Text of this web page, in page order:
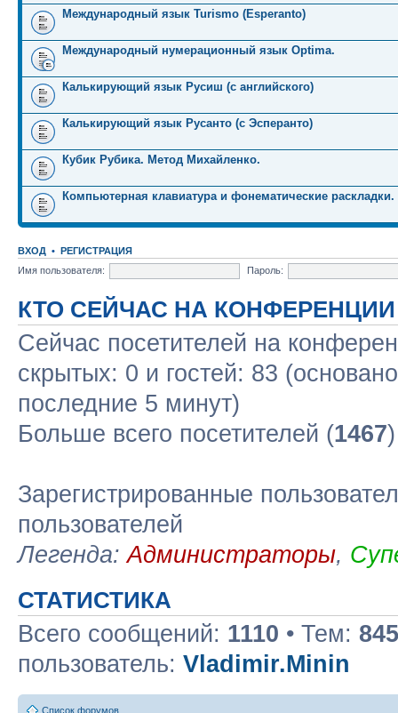
Международный язык Turismo (Esperanto)
Международный нумерационный язык Optima.
Калькирующий язык Русиш (с английского)
Калькирующий язык Русанто (с Эсперанто)
Кубик Рубика. Метод Михайленко.
Компьютерная клавиатура и фонематические раскладки.
ВХОД • РЕГИСТРАЦИЯ
Имя пользователя:
Пароль:
КТО СЕЙЧАС НА КОНФЕРЕНЦИИ
Сейчас посетителей на
скрытых: 0 и гостей: 83
последние 5 минут)
Больше всего посетителей (1467
Зарегистрированные
пользователей
Легенда:Администраторы,
СТАТИСТИКА
Всего сообщений: 1110 • Тем: 845
пользователь: Vladimir.Minin
Список форумов